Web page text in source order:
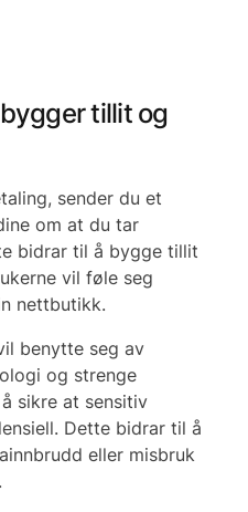
tillit og
sender du et
om at du tar
bidrar til å bygge tillit
vil føle seg
nettbutikk.
benytte seg av
og strenge
sikre at sensitiv
Dette bidrar til å
eller misbruk